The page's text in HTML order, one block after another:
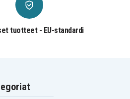
tuotteet - EU-standardi